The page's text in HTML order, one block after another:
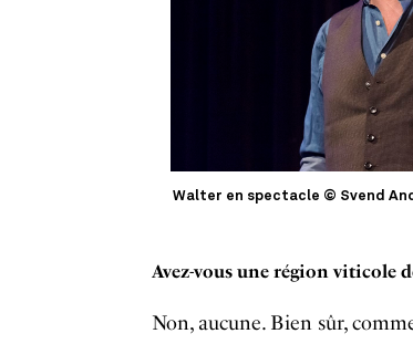
Walter en spectacle © Svend
Avez-vous une région viticole
Non, aucune. Bien sûr,